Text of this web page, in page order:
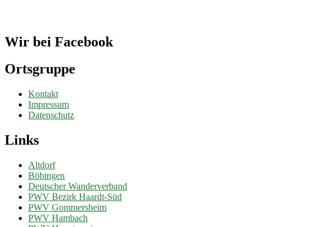
Wir bei Facebook
Ortsgruppe
Kontakt
Impressum
Datenschutz
Links
Altdorf
Böbingen
Deutscher Wanderverband
PWV Bezirk Haardt-Süd
PWV Gommersheim
PWV Hambach